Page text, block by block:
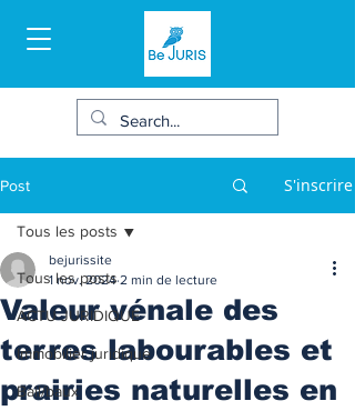
Post S'inscrire
Tous les posts
ACTU JURIDIQUE
Immobilier juridique
Bail/baux
Tous les posts
Valeur vénale des
terres labourables et
prairies naturelles en
bejurissite
1 nov. 2024 2 min de lecture